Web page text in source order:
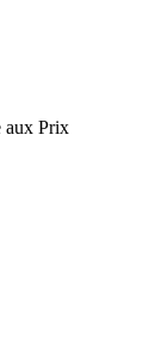
aux Prix